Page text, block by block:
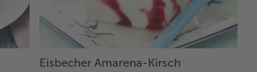
Eisbecher Amarena-Kirsch